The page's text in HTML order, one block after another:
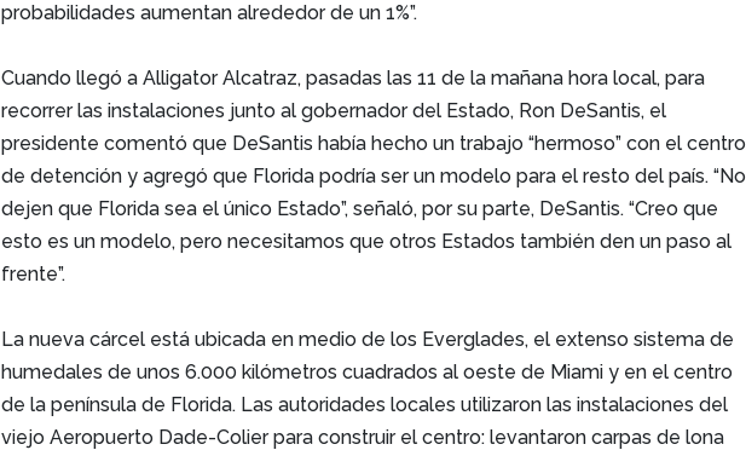
probabilidades aumentan alrededor de un 1%”.
Cuando llegó a Alligator Alcatraz, pasadas las 11 de la mañana hora local, para
recorrer las instalaciones junto al gobernador del Estado, Ron DeSantis, el
presidente comentó que DeSantis había hecho un trabajo “hermoso” con el centro
de detención y agregó que Florida podría ser un modelo para el resto del país. “No
dejen que Florida sea el único Estado”, señaló, por su parte, DeSantis. “Creo que
esto es un modelo, pero necesitamos que otros Estados también den un paso al
frente”.
La nueva cárcel está ubicada en medio de los Everglades, el extenso sistema de
humedales de unos 6.000 kilómetros cuadrados al oeste de Miami y en el centro
de la península de Florida. Las autoridades locales utilizaron las instalaciones del
viejo Aeropuerto Dade-Colier para construir el centro: levantaron carpas de lona